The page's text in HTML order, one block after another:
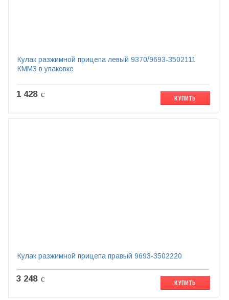
Кулак разжимной прицепа левый 9370/9693-3502111
КММЗ в упаковке
1 428 c КУПИТЬ
Кулак разжимной прицепа правый 9693-3502220
3 248 c КУПИТЬ